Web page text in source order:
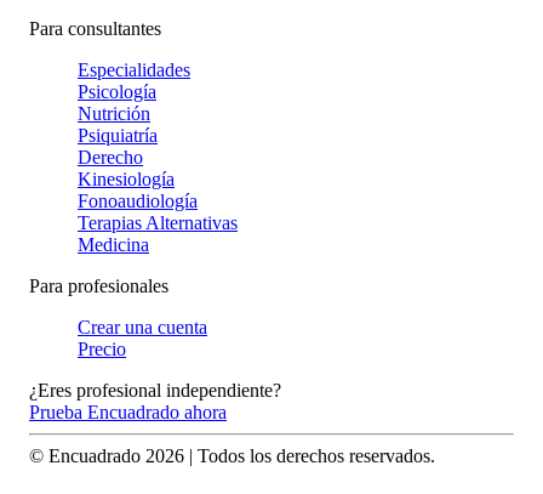
Para consultantes
Especialidades
Psicología
Nutrición
Psiquiatría
Derecho
Kinesiología
Fonoaudiología
Terapias Alternativas
Medicina
Para profesionales
Crear una cuenta
Precio
¿Eres profesional independiente?
Prueba Encuadrado ahora
© Encuadrado 2026 | Todos los derechos reservados.